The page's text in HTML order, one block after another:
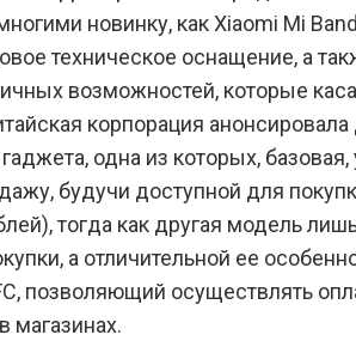
Band 4 с NFC
в
в продажу
новинку, как Xiaomi Mi
техническое оснащение, а
возможностей, которые
корпорация
гаджета, одна из которых,
будучи доступной для
тогда как другая модель
а отличительной ее
позволяющий осуществлять
магазинах.